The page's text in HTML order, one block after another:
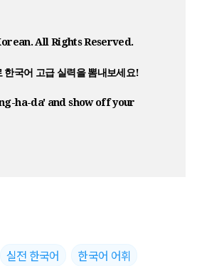
All Rights Reserved.
한국어 고급 실력을 뽐내보세요!
ha-da' and show off your
실전 한국어
한국어 어휘